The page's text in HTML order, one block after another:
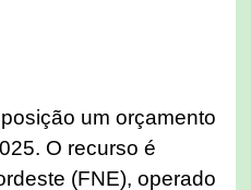
um orçamento
O recurso é
(FNE), operado